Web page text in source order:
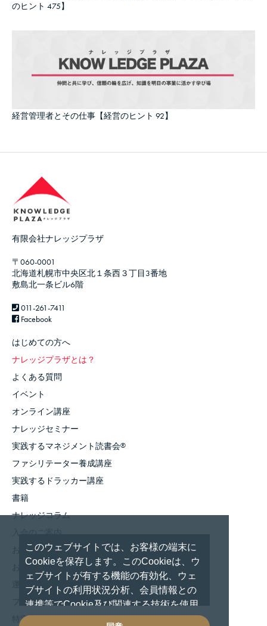
このウェブサイトでは、お客様の端末に
Cookieを保存します。このCookieは、ウ
ェブサイトが有する機能の有効化、ウェ
ブサイトの利用状況分析、会員情報との
連携等でCookie及び関連する技術を使用
しています。 これらの技術の使用に対し
のヒント 475】
経営管理者とその仕事【経営のヒント 92】
有限会社ナレッジプラザ
〒060-0001
北海道札幌市中央区北１条西３丁目3番地
敷島北一条ビル6階
011-261-7411
Facebook
はじめての方へ
ナレッジプラザとは？
よくある質問
イベント
オンライン講座
ナレッジセミナー
実践するマネジメント読書会®
ファシリテーター養成講座
実践するドラッカー講座
書籍
ナレッジコラム
入会のご案内
お知らせ
お問い合わせ
運営者情報
プライバシーポリシー
特定商取引法に基づく表記